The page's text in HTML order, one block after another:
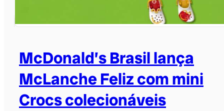
McDonald’s Brasil lança
McLanche Feliz com mini
Crocs colecionáveis